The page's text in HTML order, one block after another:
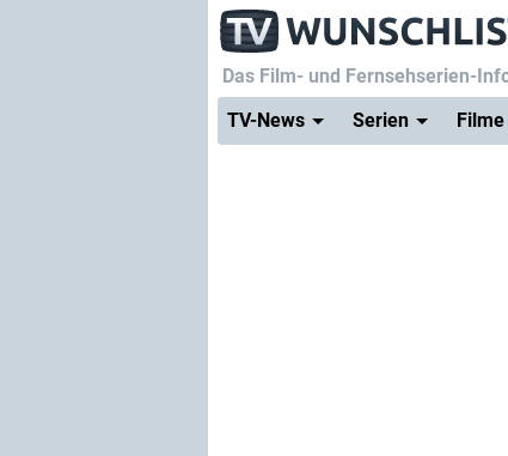
Das Film- und Fernsehserien-
TV-News
Serien Filme